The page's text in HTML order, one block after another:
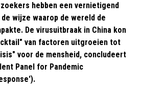
hebben een vernietigend
wijze waarop de wereld de
De virusuitbraak in China kon
van factoren uitgroeien tot
voor de mensheid, concludeert
Panel for Pandemic